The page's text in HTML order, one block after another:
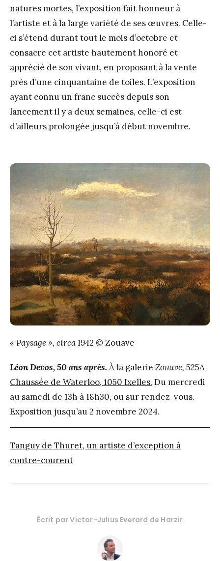
natures mortes, l’exposition fait honneur à
l’artiste et à la large variété de ses œuvres. Celle-
ci s’étend durant tout le mois d’octobre et
consacre cet artiste hautement honoré et
apprécié de son vivant, en proposant à la vente
près d’une cinquantaine de toiles. L’exposition
ayant connu un franc succès depuis son
lancement il y a deux semaines, celle-ci est
d’ailleurs prolongée jusqu’à début novembre.
« Paysage », circa 1942 © Zouave
Léon Devos, 50 ans après. À la galerie Zouave, 525A
Chaussée de Waterloo, 1050 Ixelles. Du mercredi
au samedi de 13h à 18h30, ou sur rendez-vous.
Exposition jusqu’au 2 novembre 2024.
Tanguy de Thuret, un artiste d’exception à
contre-courent
Écrit parVictor-Julius Everard de Harzir